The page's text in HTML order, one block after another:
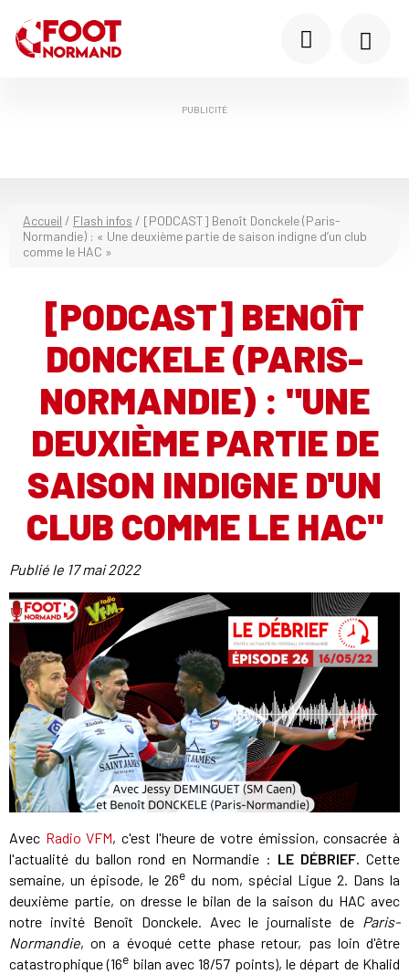
PUBLICITÉ
Accueil / Flash infos / [PODCAST] Benoît Donckele (Paris-
Normandie) : « Une deuxième partie de saison indigne d’un club
comme le HAC »
[PODCAST] BENOÎT
DONCKELE (PARIS-
NORMANDIE) : "UNE
DEUXIÈME PARTIE DE
SAISON INDIGNE D'UN
CLUB COMME LE HAC"
Publié le 17 mai 2022
Avec Radio VFM, c'est l'heure de votre émission, consacrée à
l'actualité du ballon rond en Normandie : LE DÉBRIEF . Cette
semaine, un épisode, le 26e du nom, spécial Ligue 2. Dans la
deuxième partie, on dresse le bilan de la saison du HAC avec
notre invité Benoît Donckele. Avec le journaliste de Paris-
Normandie, on a évoqué cette phase retour, pas loin d'être
catastrophique (16e bilan avec 18/57 points), le départ de Khalid